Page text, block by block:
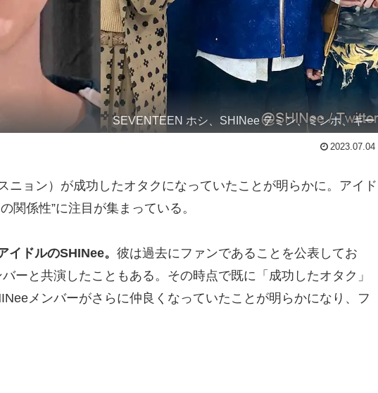
SEVENTEEN ホシ、SHINee テミン、ミンホ、キー
2023.07.04
ニョン）が成功したオタクになっていたことが明らかに。アイド
関係性”に注目が集まっている。
イドルのSHINee。 彼は過去にファンであることを公表してお
ーと共演したこともある。その時点で既に「成功したオタク」
メンバーがさらに仲良くなっていたことが明らかになり、フ